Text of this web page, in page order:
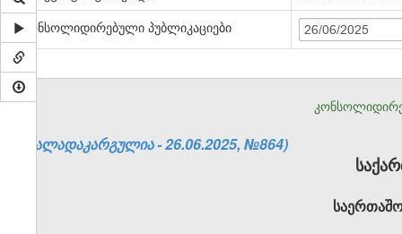
კონსოლიდირებული პუბლიკაციები
26/06/2025
(ძალადაკარგულია - 26.06.2025, №864)